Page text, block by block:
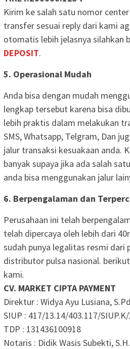
Kirim ke salah satu nomor
transfer sesuai reply dari kami
otomatis lebih jelasnya silahkan
DEPOSIT.
5. Operasional Mudah
Anda bisa dengan mudah
lengkap tersebut karena bisa
lebih praktis dalam melakukan
SMS, Whatsapp, Telgram, Dan
jalur transaksi kesuakaan anda.
banyak supaya jika ada salah
anda bisa menggunakan jalur
6. Berpengalaman dan
Perusahaan ini telah
telah dipercaya oleh lebih dari
sudah punya legalitas resmi dari
distributor pulsa nasional.
kami.
CV. MARKET CIPTA PAYMENT
Direktur : Widya Ayu Lusiana,
SIUP : 417/13.14/403.117/
TDP : 131436100918
Notaris : Didik Wasis Subekti,